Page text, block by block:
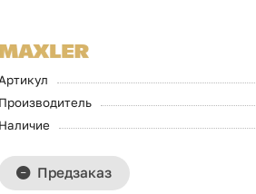
Производитель
Наличие
Предзаказ